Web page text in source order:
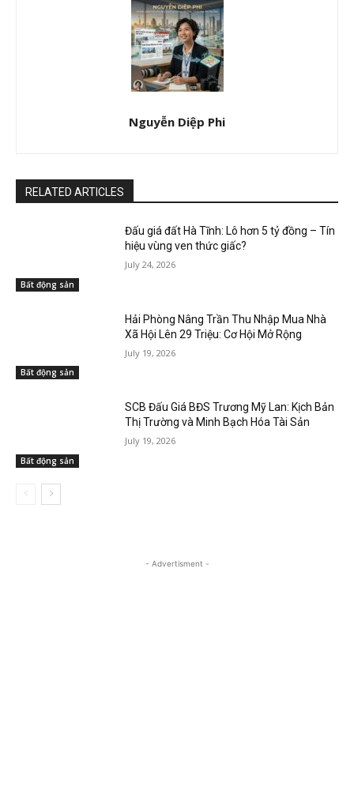
Nguyễn Diệp Phi
RELATED ARTICLES
Bất động sản
Đấu giá đất Hà Tĩnh: Lô hơn 5 tỷ đồng – Tín
hiệu vùng ven thức giấc?
July 24, 2026
Bất động sản
Hải Phòng Nâng Trần Thu Nhập Mua Nhà
Xã Hội Lên 29 Triệu: Cơ Hội Mở Rộng
July 19, 2026
Bất động sản
SCB Đấu Giá BĐS Trương Mỹ Lan: Kịch Bản
Thị Trường và Minh Bạch Hóa Tài Sản
July 19, 2026
- Advertisment -